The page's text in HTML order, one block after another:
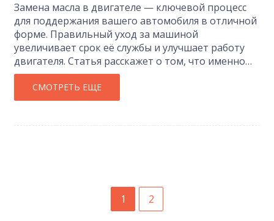
Замена масла в двигателе — ключевой процесс
для поддержания вашего автомобиля в отличной
форме. Правильный уход за машиной
увеличивает срок её службы и улучшает работу
двигателя. Статья расскажет о том, что именно
улучшается после замены масла и почему это так
важно. Вы узнаете, каким образом свежее масло
может помочь вашему автомобилю работать
СМОТРЕТЬ ЕЩЕ
1 2